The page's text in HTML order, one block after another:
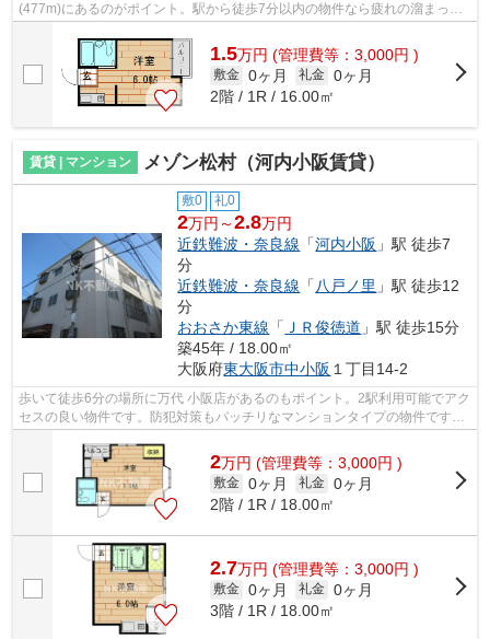
(477m)にあるのがポイント。駅から徒歩7分以内の物件なら疲れの溜まった
1.5万円 (管理費等：3,000円 )
敷金 0ヶ月 礼金 0ヶ月
2階 / 1R / 16.00㎡
賃貸 | マンション メゾン松村（河内小阪賃貸）
敷0 礼0
2万円～2.8万円
近鉄難波・奈良線 「河内小阪 」駅 徒歩7
分
近鉄難波・奈良線 「 八戸ノ里 」駅 徒歩12
分
おおさか東線 「 ＪＲ俊徳道 」駅 徒歩15分
築45年 / 18.00㎡
大阪府東大阪市中小阪 １丁目14-2
歩いて徒歩6分の場所に万代 小阪店があるのもポイント。2駅利用可能でアク
セスの良い物件です。防犯対策もバッチリなマンションタイプの物件です。
2万円 (管理費等：3,000円 )
敷金 0ヶ月 礼金 0ヶ月
2階 / 1R / 18.00㎡
2.7万円 (管理費等：3,000円 )
敷金 0ヶ月 礼金 0ヶ月
3階 / 1R / 18.00㎡